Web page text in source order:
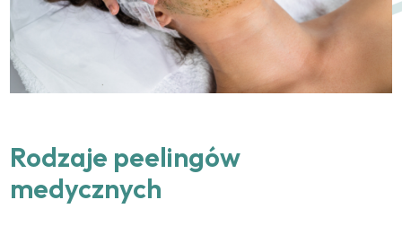
Rodzaje peelingów
medycznych